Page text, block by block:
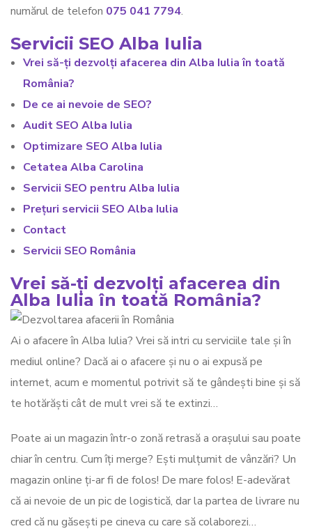
numărul de telefon 075 041 7794.
Servicii SEO Alba Iulia
Vrei să-ți dezvolți afacerea din Alba Iulia în toată
România?
De ce ai nevoie de SEO?
Audit SEO Alba Iulia
Optimizare SEO Alba Iulia
Cetatea Alba Carolina
Servicii SEO pentru Alba Iulia
Prețuri servicii SEO Alba Iulia
Contact
Servicii SEO România
Vrei să-ți dezvolți afacerea din
Alba Iulia în toată România?
Ai o afacere în Alba Iulia? Vrei să intri cu serviciile tale și în
mediul online? Dacă ai o afacere și nu o ai expusă pe
internet, acum e momentul potrivit să te gândești bine și să
te hotărăști cât de mult vrei să te extinzi…
Poate ai un magazin într-o zonă retrasă a orașului sau poate
chiar în centru. Cum îți merge? Ești mulțumit de vânzări? Un
magazin online ți-ar fi de folos! De mare folos! E-adevărat
că ai nevoie de un pic de logistică, dar la partea de livrare nu
cred că nu găsești pe cineva cu care să colaborezi…